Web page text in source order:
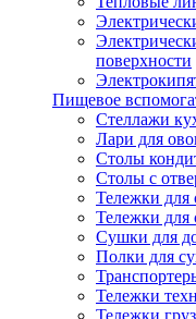
поверхности
Пищевое
Стеллажи
Лари для
Столы
Столы с
Тележки
Тележки для
Сушки для
Полки для
Тележки
Тележки